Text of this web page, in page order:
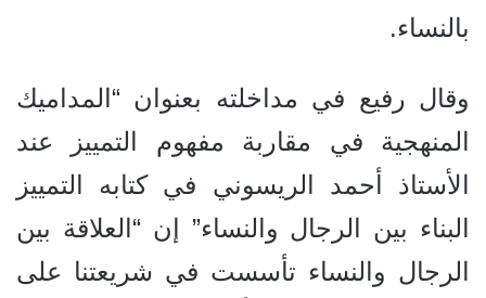
بالنساء.
وقال رفيع في مداخلته بعنوان “المداميك
المنهجية في مقاربة مفهوم التمييز عند
الأستاذ أحمد الريسوني في كتابه التمييز
البناء بين الرجال والنساء” إن “العلاقة بين
الرجال والنساء تأسست في شريعتنا على